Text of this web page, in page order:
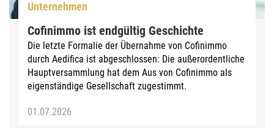
Unternehmen
Cofinimmo ist endgültig Geschichte
Die letzte Formalie der Übernahme von Cofinimmo
durch Aedifica ist abgeschlossen: Die außerordentliche
Hauptversammlung hat dem Aus von Cofinimmo als
eigenständige Gesellschaft zugestimmt.
01.07.2026